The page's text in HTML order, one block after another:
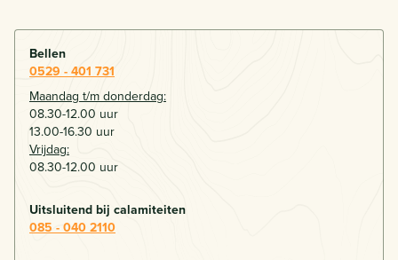
Bellen
0529 - 401 731
Maandag t/m donderdag:
08.30-12.00 uur
13.00-16.30 uur
Vrijdag:
08.30-12.00 uur
Uitsluitend bij calamiteiten
085 - 040 2110